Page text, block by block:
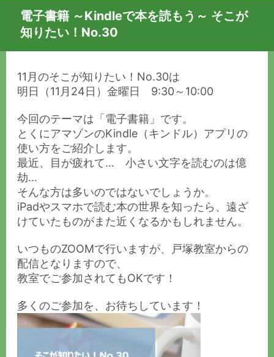
電子書籍 ～Kindleで本を読もう～ そこが
知りたい！No.30
11月のそこが知りたい！No.30は
明日（11月24日）金曜日 9:30～10:00
今回のテーマは「電子書籍」です。
とくにアマゾンのKindle（キンドル）アプリの
使い方をご紹介します。
最近、目が疲れて… 小さい文字を読むのは億
劫…
そんな方は多いのではないでしょうか。
iPadやスマホで読む本の世界を知ったら、遠ざ
けていたものがまた近くなるかもしれません。
いつものZOOMで行いますが、戸塚教室からの
配信となりますので、
教室でご参加されてもOKです！
多くのご参加を、お待ちしています！